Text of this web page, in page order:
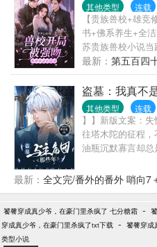
其他类型 连载
【贵族兽校+雄
书+佛系养生+全
苏贵族兽校小说
主们的出场，一边
貌出尘的F1，高
稳腹黑的F4？又
F6，以及疯魔病
进他们的囚笼。
在上的施舍，却
正寝前，她许愿自
在一起。——系统
情，小声口嗨：死
啊！系统难得遇
跟主系统打了一
于是，简妤发现
最新： 第五百四
盗墓：我真不
其他类型 连载
】】新版文案：
往塔木陀的征程
油瓶沉默寡言却
奇奇怪怪的。戴着
情。廖星火发现
有记忆，据说把他
塔木陀。所有要
最新： 全文完/番外的番外 哨向7
饕餮穿成真少爷，在豪门里杀疯了 七分糖霜 -
穿成真少爷，在豪门里杀疯了txt下载 - 饕餮穿成
类型小说